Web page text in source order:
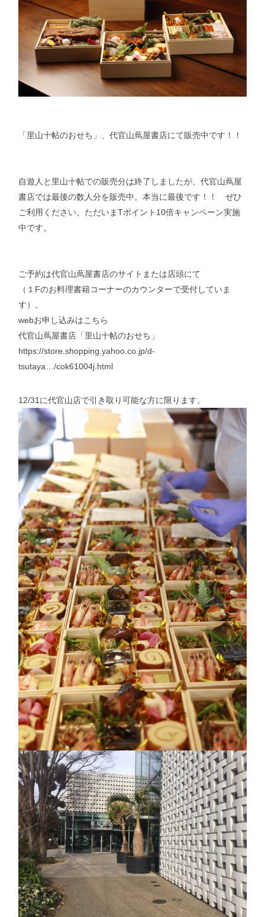
「里山十帖のおせち」、代官山蔦屋書店にて販売中です！！
自遊人と里山十帖での販売分は終了しましたが、代官山蔦屋
書店では最後の数人分を販売中。本当に最後です！！ ぜひ
ご利用ください。ただいまTポイント10倍キャンペーン実施
中です。
ご予約は代官山蔦屋書店のサイトまたは店頭にて
（１Fのお料理書籍コーナーのカウンターで受付していま
す）。
webお申し込みはこちら
代官山蔦屋書店「里山十帖のおせち」
https://store.shopping.yahoo.co.jp/d-
tsutaya…/cok61004j.html
12/31に代官山店で引き取り可能な方に限ります。